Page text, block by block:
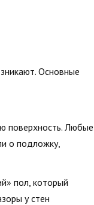
Основные
поверхность. Любые
о подложку,
пол, который
у стен